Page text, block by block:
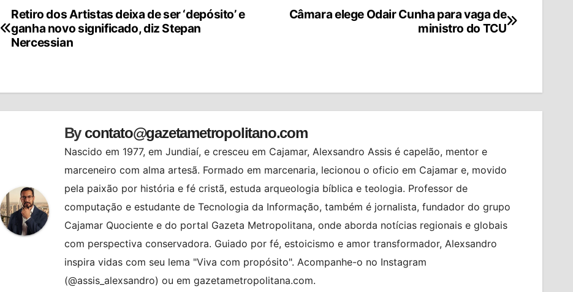
Navegação
de
Câmara elege Odair Cunha para vaga de
ministro do TCU
Retiro dos Artistas deixa de ser ‘depósito’ e
ganha novo significado, diz Stepan
Nercessian
By contato@gazetametropolitano.com
Nascido em 1977, em Jundiaí, e cresceu em Cajamar, Alexsandro Assis é capelão, mentor e
marceneiro com alma artesã. Formado em marcenaria, lecionou o oficio em Cajamar e, movido
pela paixão por história e fé cristã, estuda arqueologia bíblica e teologia. Professor de
computação e estudante de Tecnologia da Informação, também é jornalista, fundador do grupo
Cajamar Quociente e do portal Gazeta Metropolitana, onde aborda notícias regionais e globais
com perspectiva conservadora. Guiado por fé, estoicismo e amor transformador, Alexsandro
inspira vidas com seu lema "Viva com propósito". Acompanhe-o no Instagram
(@assis_alexsandro) ou em gazetametropolitana.com.